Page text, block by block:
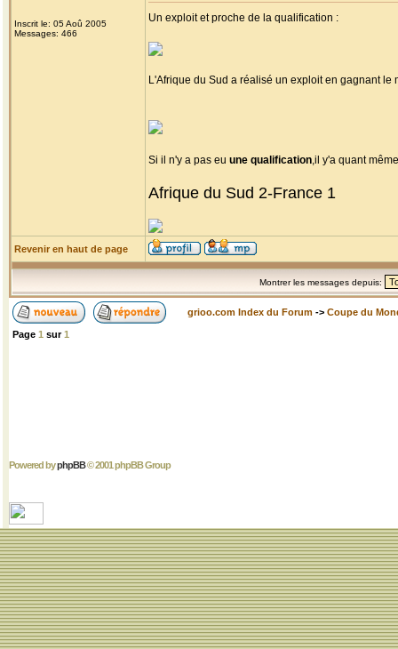
Inscrit le: 05 Aoû 2005
Messages: 466
Un exploit et proche de la qualification :
L'Afrique du Sud a réalisé un exploit en gagnant
Si il n'y a pas eu une qualification,il y'a quant
Afrique du Sud 2-France 1
Revenir en haut de page
Montrer les messages depuis:
grioo.com Index du Forum -> Coupe du
Page 1 sur1
Powered byphpBB© 2001 phpBB Group